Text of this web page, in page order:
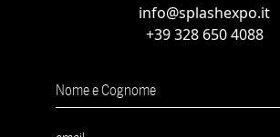
info@splashexpo.it
+39 328 650 4088